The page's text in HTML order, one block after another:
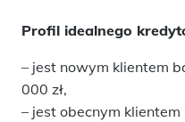
Profil idealnego
– jest nowym klientem
000 zł,
– jest obecnym